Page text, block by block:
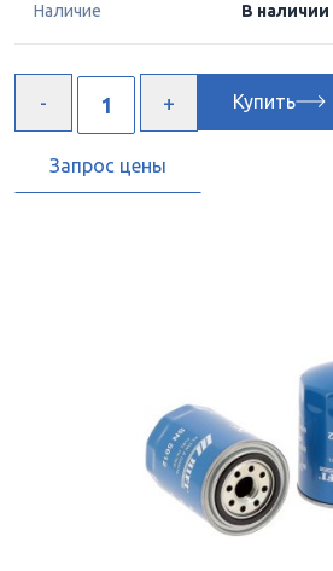
Наличие В наличии
Купить
Запрос цены